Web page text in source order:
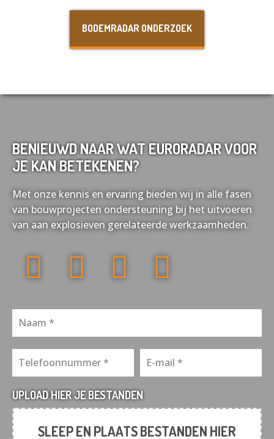
BODEMRADAR ONDERZOEK
BENIEUWD NAAR WAT EURORADAR VOOR
JE KAN BETEKENEN?
Met onze kennis en ervaring bieden wij in alle fasen
van bouwprojecten ondersteuning bij het uitvoeren
van aan explosieven gerelateerde werkzaamheden.
UPLOAD HIER JE BESTANDEN
SLEEP EN PLAATS BESTANDEN HIER